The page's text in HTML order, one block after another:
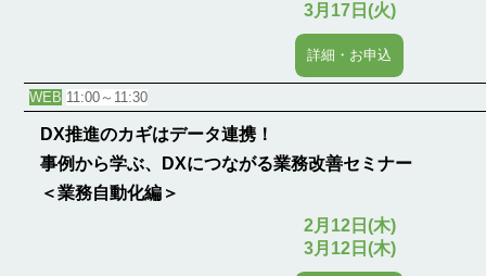
3月17日(火)
詳細・お申込
WEB 11:00～11:30
DX推進のカギはデータ連携！
事例から学ぶ、DXにつながる業務改善セミナー
＜業務自動化編＞
2月12日(木)
3月12日(木)